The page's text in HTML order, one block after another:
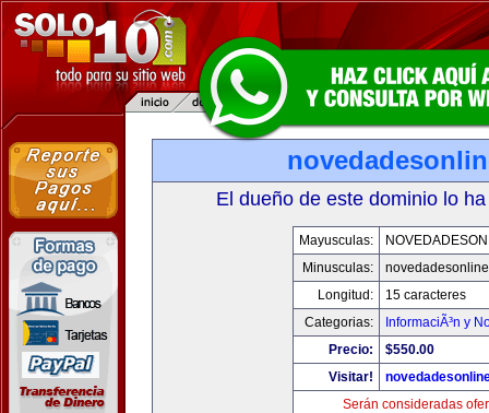
El dueño de este dominio lo
Mayusculas:
Minusculas:
Longitud:
15 caracteres
Categorias:
InformaciÃ³n y
Precio:
$550.00
Visitar!
Serán consideradas